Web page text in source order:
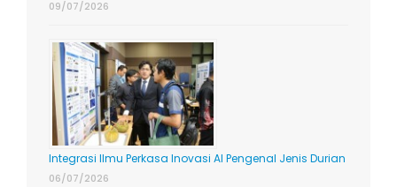
09/07/2026
Integrasi Ilmu Perkasa Inovasi AI Pengenal Jenis Durian
06/07/2026